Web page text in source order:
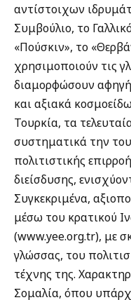
αντίστοιχων
Συμβούλιο, το
«Πούσκιν», το
χρησιμοποιούν τις
διαμορφώσουν
και αξιακά
Τουρκία, τα
συστηματικά την
πολιτιστικής
διείσδυσης,
Συγκεκριμένα,
μέσω του κρατικού
(www.yee.org.tr), με
γλώσσας, του
τέχνης της.
Σομαλία, όπου